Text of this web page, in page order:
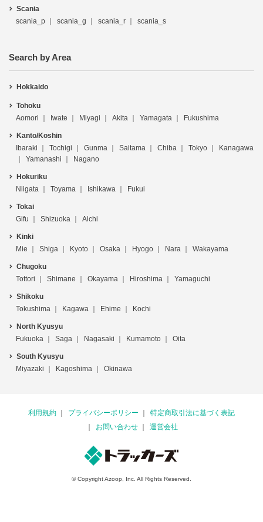
Scania
scania_p
scania_g scania_r scania_s
Search by Area
Hokkaido
Tohoku
Aomori
Iwate Miyagi Akita Yamagata Fukushima
Kanto/Koshin
Ibaraki
Tochigi Gunma Saitama Chiba Tokyo
Kanagawa
Yamanashi
Nagano
Hokuriku
Niigata
Toyama Ishikawa Fukui
Tokai
Gifu
Shizuoka Aichi
Kinki
Mie
Shiga Kyoto Osaka Hyogo Nara Wakayama
Chugoku
Tottori
Shimane Okayama Hiroshima Yamaguchi
Shikoku
Tokushima
Kagawa Ehime Kochi
North Kyusyu
Fukuoka
Saga Nagasaki Kumamoto Oita
South Kyusyu
Miyazaki
Kagoshima Okinawa
利用規約 プライバシーポリシー
特定商取引法に基づく表記
お問い合わせ
運営会社
© Copyright Azoop, Inc. All Rights Reserved.